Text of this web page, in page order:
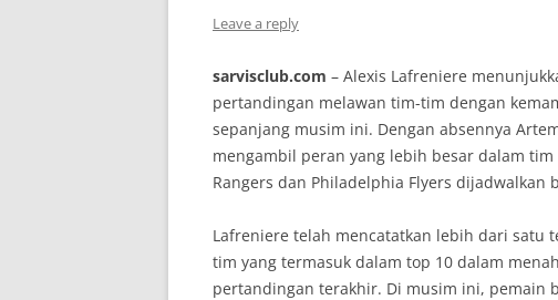
Leave a reply
sarvisclub.com – Alexis Lafreniere
pertandingan melawan tim-tim dengan
sepanjang musim ini. Dengan absennya
mengambil peran yang lebih besar dalam
Rangers dan Philadelphia Flyers dijadwalkan
Lafreniere telah mencatatkan lebih dari satu
tim yang termasuk dalam top 10 dalam
pertandingan terakhir. Di musim ini, pemain